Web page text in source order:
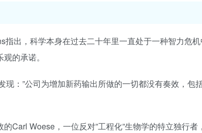
出，科学本身在过去二十年里一直处于一种智力危
的承诺。
：”公司为增加新药输出所做的一切都没有奏效，包
Carl Woese，一位反对”工程化”生物学的特立独行者